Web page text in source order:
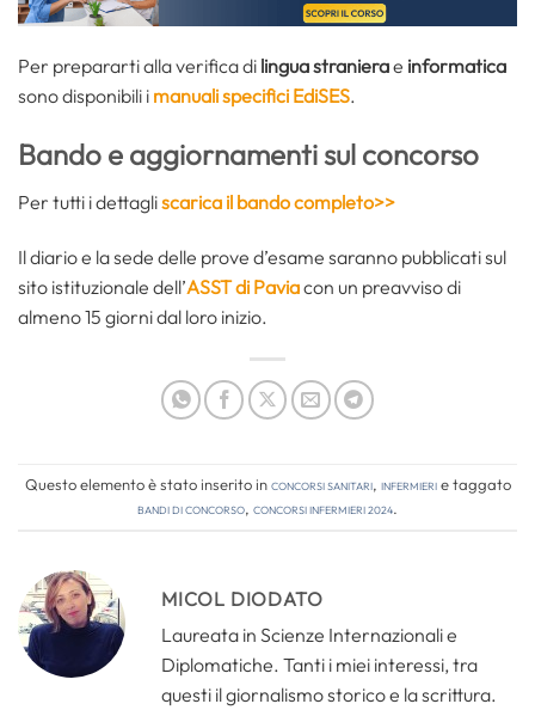
Per prepararti alla verifica di lingua stranierae informatica
sono disponibili i manuali specifici EdiSES.
Bando e aggiornamenti sul concorso
Per tutti i dettagliscarica il bando completo>>
Il diario e la sede delle prove d’esame saranno pubblicati sul
sito istituzionale dell’ASST di Paviacon un preavviso di
almeno 15 giorni dal loro inizio.
Questo elemento è stato inserito inConcorsi Sanitari, Infermierie taggato
bandi di concorso, concorsi infermieri 2024.
MICOL DIODATO
Laureata in Scienze Internazionali e
Diplomatiche. Tanti i miei interessi, tra
questi il giornalismo storico e la scrittura.